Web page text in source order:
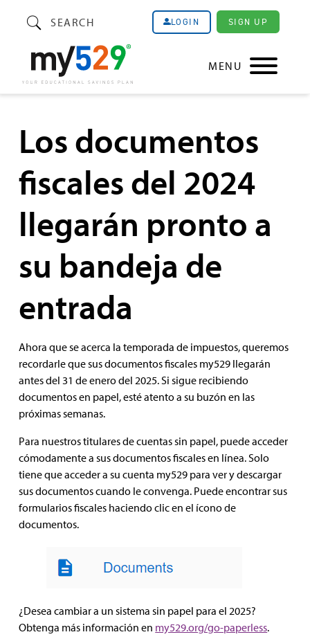
SEARCH LOGIN SIGN UP
MENU
Los documentos
fiscales del 2024
llegarán pronto a
su bandeja de
entrada
Ahora que se acerca la temporada de impuestos, queremos
recordarle que sus documentos fiscales my529 llegarán
antes del 31 de enero del 2025. Si sigue recibiendo
documentos en papel, esté atento a su buzón en las
próximas semanas.
Para nuestros titulares de cuentas sin papel, puede acceder
cómodamente a sus documentos fiscales en línea. Solo
tiene que acceder a su cuenta my529 para ver y descargar
sus documentos cuando le convenga. Puede encontrar sus
formularios fiscales haciendo clic en el ícono de
documentos.
¿Desea cambiar a un sistema sin papel para el 2025?
Obtenga más información en my529.org/go-paperless.